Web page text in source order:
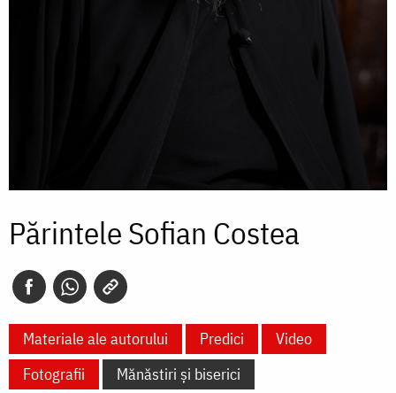
Părintele Sofian Costea
Materiale ale autorului Predici
Video
Fotografii
Mănăstiri și biserici